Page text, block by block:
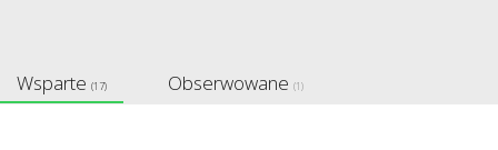
Wsparte (17) Obserwowane (1)